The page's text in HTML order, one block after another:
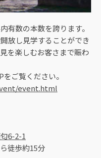
有数の本数を誇ります。
放し見学することができ
を楽しむお客さまで賑わ
ご覧ください。
event.html
6-2-1
徒歩約15分